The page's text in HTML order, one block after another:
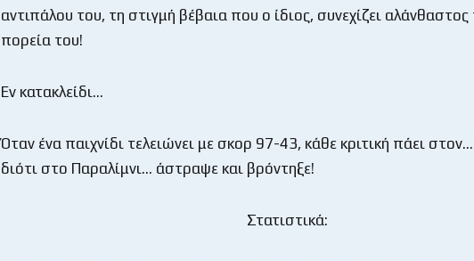
αντιπάλου του, τη στιγμή βέβαια που ο ίδιος, συνεχίζει αλάνθαστος
πορεία του!
Εν κατακλείδι…
Όταν ένα παιχνίδι τελειώνει με σκορ 97-43, κάθε κριτική πάει
διότι στο Παραλίμνι… άστραψε και βρόντηξε!
Στατιστικά: